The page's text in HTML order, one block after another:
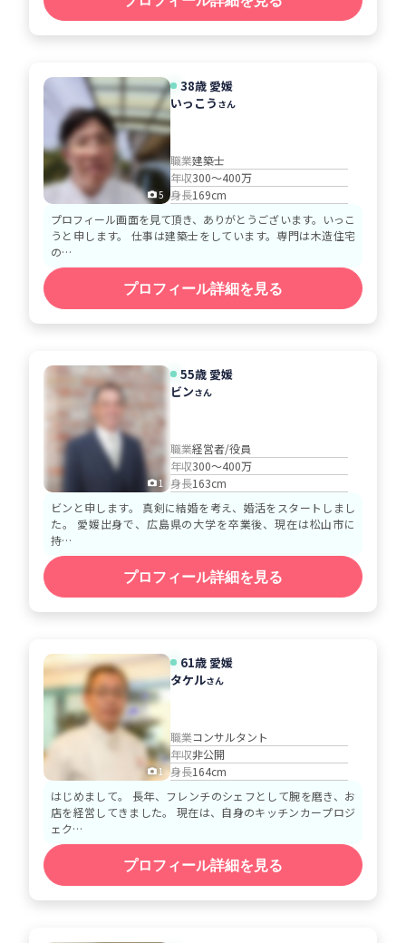
5
38歳 愛媛
いっこう さん
職業建築士
年収300～400万
身長169cm
プロフィール画面を見て頂き、ありがとうございます。いっこ
うと申します。 仕事は建築士をしています。専門は木造住宅
の…
プロフィール詳細を見る
1
55歳 愛媛
ビンさん
職業経営者/役員
年収300～400万
身長163cm
ビンと申します。 真剣に結婚を考え、婚活をスタートしまし
た。 愛媛出身で、広島県の大学を卒業後、現在は松山市に
持…
プロフィール詳細を見る
1
61歳 愛媛
タケルさん
職業コンサルタント
年収非公開
身長164cm
はじめまして。 長年、フレンチのシェフとして腕を磨き、お
店を経営してきました。 現在は、自身のキッチンカープロジ
ェク…
プロフィール詳細を見る